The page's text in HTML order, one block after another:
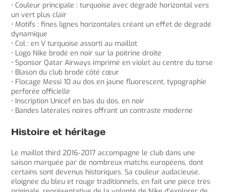
• Couleur principale : turquoise avec dégradé horizontal vers
un vert plus clair
• Motifs : fines lignes horizontales créant un effet de dégradé
dynamique
• Col : en V turquoise assorti au maillot
• Logo Nike brodé en noir sur la poitrine droite
• Sponsor Qatar Airways imprimé en violet au centre du torse
• Blason du club brodé côté cœur
• Flocage Messi 10 au dos en jaune fluorescent, typographie
perforée officielle
• Inscription Unicef en bas du dos, en noir
• Bandes latérales noires offrant un contraste moderne
Histoire et héritage
Le maillot third 2016-2017 accompagne le club dans une
saison marquée par de nombreux matchs européens, dont
certains sont devenus historiques. Sa couleur audacieuse,
éloignée du bleu et rouge traditionnels, en fait une pièce très